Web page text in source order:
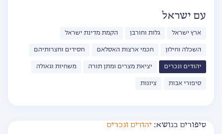
עם ישראל
ארץ ישראל גלות וחורבן הקמת מדינת ישראל
השכלה וחילון חכמי ארצות האסלאם חסידים וחצרותיהם
יהודים ונכרים יציאת מצרים ומתן תורה משחיות וגאולה
סיפורי אבות ציונות
סיפורים בנושא: יהודים ונכרים